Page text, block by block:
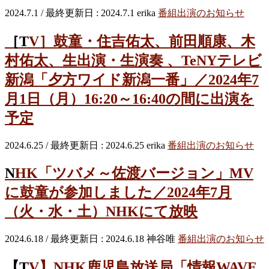
2024.7.1 / 最終更新日 : 2024.7.1 erika 番組出演のお知らせ
［TV］鼓童・住吉佑太、前田順康、木
村佑太、生出演・生演奏 、TeNYテレビ
新潟「夕方ワイド新潟一番」／2024年7
月1日（月）16:20～16:40の間に出演を
予定
2024.6.25 / 最終更新日 : 2024.6.25 erika 番組出演のお知らせ
NHK「ツバメ～佐渡バージョン」MV
に鼓童が参加しました／2024年7月
（火・水・土）NHKにて放映
2024.6.18 / 最終更新日 : 2024.6.18 神谷唯 番組出演のお知らせ